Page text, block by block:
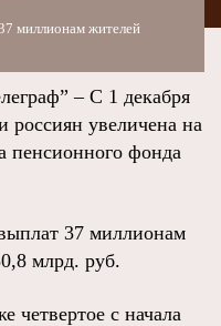
миллионам жителей
– С 1 декабря
россиян увеличена на
пенсионного фонда
37 миллионам
млрд. руб.
четвертое с начала